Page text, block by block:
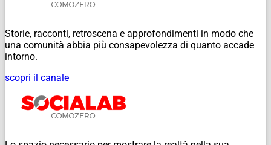
Storie, racconti, retroscena e approfondimenti in modo che
una comunità abbia più consapevolezza di quanto accade
intorno.
scopri il canale